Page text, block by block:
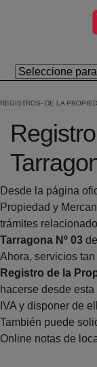
Skip to Main
REGISTROS DE LA
Desde la página
Propiedad y
trámites
Tarragona Nº 03
Ahora, servicios
Registro de la
hacerse desde
IVA y disponer de
También puede
Online notas de